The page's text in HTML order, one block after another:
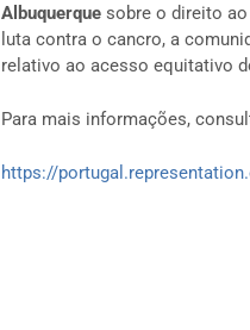
Albuquerquesobre o direito ao
luta contra o cancro, a
relativo ao acesso equitativo
Para mais informações,
https://